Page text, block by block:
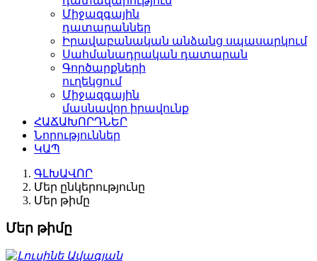
Միջազգային
դատարաններ
Իրավաբանական անձանց սպասարկում
Սահմանադրական դատարան
Գործարքների
ուղեկցում
Միջազգային
մասնավոր իրավունք
ՀԱՃԱԽՈՐԴՆԵՐ
Նորություններ
ԿԱՊ
ԳԼԽԱՎՈՐ
Մեր ընկերությունը
Մեր թիմը
Մեր թիմը